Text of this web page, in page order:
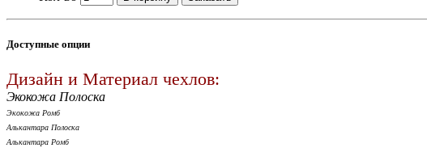
Доступные опции
Дизайн и Материал чехлов:
Экокожа Полоска
Экокожа Ромб
Алькантара Полоска
Алькантара Ромб